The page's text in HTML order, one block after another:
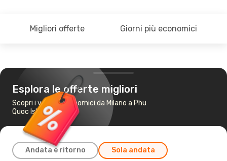
Migliori offerte Giorni più economici
Esplora le offerte migliori
Scopri i voli più economici da Milano a Phu
Quoc Island
Andata e ritorno Sola andata